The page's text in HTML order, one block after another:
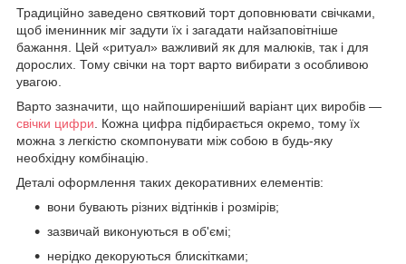
Традиційно заведено святковий торт доповнювати свічками,
щоб іменинник міг задути їх і загадати найзаповітніше
бажання. Цей «ритуал» важливий як для малюків, так і для
дорослих. Тому свічки на торт варто вибирати з особливою
увагою.
Варто зазначити, що найпоширеніший варіант цих виробів —
свічки цифри . Кожна цифра підбирається окремо, тому їх
можна з легкістю скомпонувати між собою в будь-яку
необхідну комбінацію.
Деталі оформлення таких декоративних елементів:
вони бувають різних відтінків і розмірів;
зазвичай виконуються в об'ємі;
нерідко декоруються блискітками;